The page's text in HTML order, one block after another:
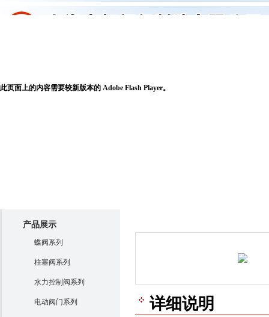
此页面上的内容需要较新版本的 Adobe Flash Player。
产品展示
蝶阀系列
柱塞阀系列
水力控制阀系列
电动阀门系列
详细说明